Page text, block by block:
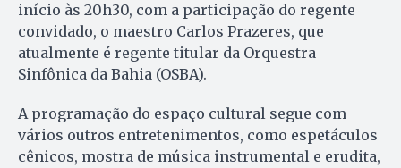
início às 20h30, com a participação do regente
convidado, o maestro Carlos Prazeres, que
atualmente é regente titular da Orquestra
Sinfônica da Bahia (OSBA).
A programação do espaço cultural segue com
vários outros entretenimentos, como espetáculos
cênicos, mostra de música instrumental e erudita,